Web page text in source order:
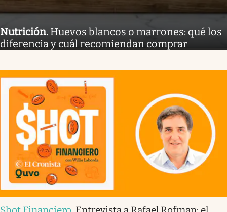
Nutrición. Huevos blancos o marrones: qué los
diferencia y cuál recomiendan comprar